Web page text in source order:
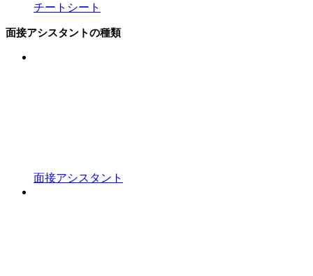
チートシート
面接アシスタントの種類
面接アシスタント